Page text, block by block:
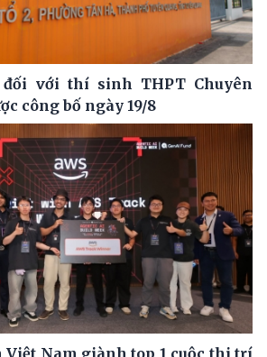
với thí sinh THPT Chuyên
công bố ngày 19/8